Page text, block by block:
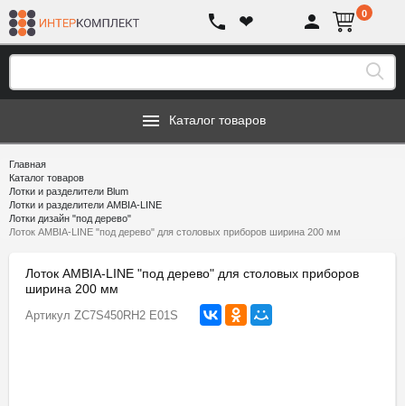
❤ 0
Каталог товаров
Главная
Каталог товаров
Лотки и разделители Blum
Лотки и разделители AMBIA-LINE
Лотки дизайн "под дерево"
Лоток AMBIA-LINE "под дерево" для столовых приборов ширина 200 мм
Лоток AMBIA-LINE "под дерево" для столовых приборов
ширина 200 мм
Артикул ZC7S450RH2 E01S